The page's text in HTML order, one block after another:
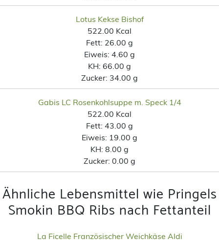
Lotus Kekse Bishof
522.00 Kcal
Fett: 26.00 g
Eiweis: 4.60 g
KH: 66.00 g
Zucker: 34.00 g
Gabis LC Rosenkohlsuppe m. Speck 1/4
522.00 Kcal
Fett: 43.00 g
Eiweis: 19.00 g
KH: 8.00 g
Zucker: 0.00 g
Ähnliche Lebensmittel wie Pringels
Smokin BBQ Ribs nach Fettanteil
La Ficelle Französischer Weichkäse Aldi